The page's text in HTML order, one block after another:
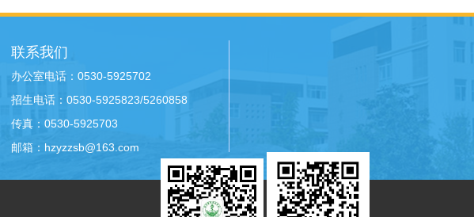
联系我们
办公室电话：0530-5925702
招生电话：0530-5925823/5260858
传真：0530-5925703
邮箱：hzyzzsb@163.com